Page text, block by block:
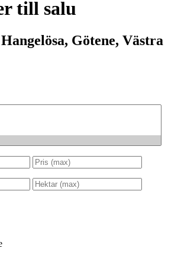
till salu
Götene, Västra